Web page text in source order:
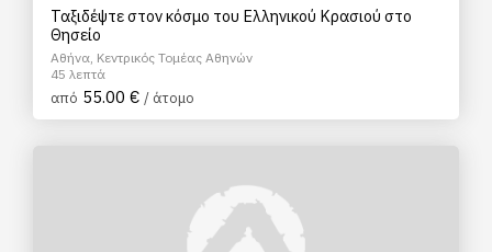
Ταξιδέψτε στον κόσμο του Ελληνικού Κρασιού στο
Θησείο
Αθήνα, Κεντρικός Τομέας Αθηνών
45 λεπτά
από 55.00 € / άτομο